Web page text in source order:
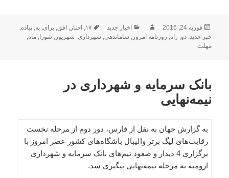
ارسال
شده
در
فوریه 24, 2016 نویسندهدسته‌ها
اخبار جدید برچسب‌ها
۱۷, اخبار, افق,برای,به,پیاده,
خبر جدید,دو, راه, روزنامه امروز, ساماندهی, شهرداری, شهریور, شورا,ماه,
مهلت
بانک سرمایه و شهرداری در
نیمه‌نهایی
به گزارش جهان به نقل از فارس، دور دوم از مرحله نخست
رقابت‌های لیگ برتر والیبال باشگاه‌های کشور عصر امروز با
برگزاری 4 دیدار و صعود تیم‌های بانک سرمایه و شهرداری
ارومیه به مرحله نیمه‌نهایی پیگیری شد.